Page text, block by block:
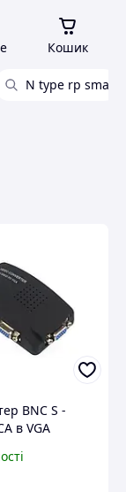
Кошик
N type rp sma
BNC S -
в VGA